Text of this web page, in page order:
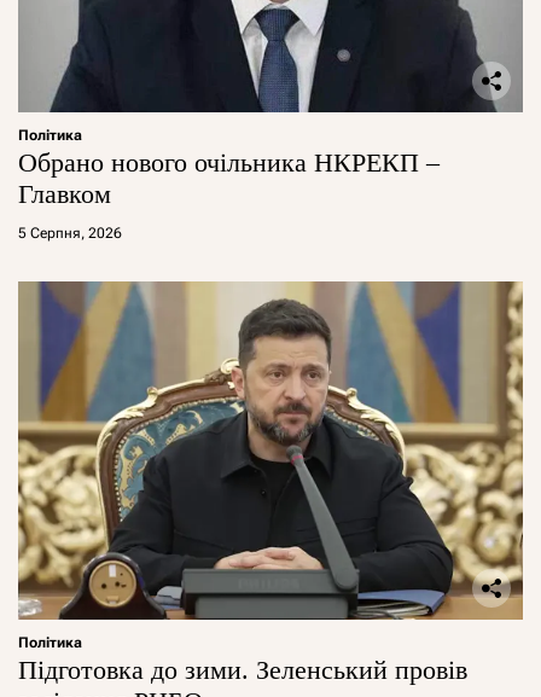
Політика
Обрано нового очільника НКРЕКП –
Главком
5 Серпня, 2026
Політика
Підготовка до зими. Зеленський провів